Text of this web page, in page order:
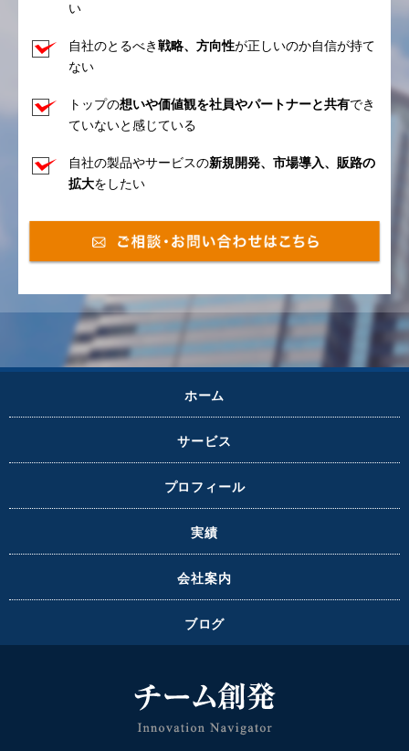
い
自社のとるべき戦略、方向性が正しいのか自信が持て
ない
トップの想いや価値観を社員やパートナーと共有でき
ていないと感じている
自社の製品やサービスの新規開発、市場導入、販路の
拡大をしたい
ホーム
サービス
プロフィール
実績
会社案内
ブログ